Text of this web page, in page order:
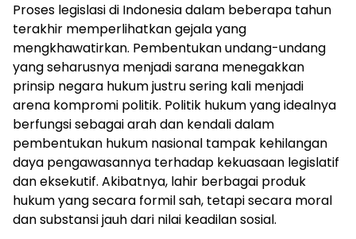
Proses legislasi di Indonesia dalam beberapa tahun
terakhir memperlihatkan gejala yang
mengkhawatirkan. Pembentukan undang-undang
yang seharusnya menjadi sarana menegakkan
prinsip negara hukum justru sering kali menjadi
arena kompromi politik. Politik hukum yang idealnya
berfungsi sebagai arah dan kendali dalam
pembentukan hukum nasional tampak kehilangan
daya pengawasannya terhadap kekuasaan legislatif
dan eksekutif. Akibatnya, lahir berbagai produk
hukum yang secara formil sah, tetapi secara moral
dan substansi jauh dari nilai keadilan sosial.